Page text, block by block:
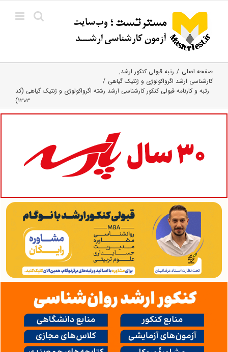
content
صفحه اصلی
رتبه قبولی کنکور ارشد
کارشناسی ارشد اگرواکولوژی و ژنتیک گیاهی
رتبه و کارنامه قبولی کنکور کارشناسی ارشد رشته اﮔﺮواﻛﻮﻟﻮژی و ژنتیک ﮔﻴﺎهی (کد
۱۳۰۳)